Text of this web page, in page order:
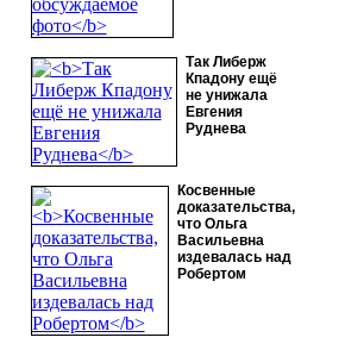
Так Либерж
Кпадону ещё
не унижала
Евгения
Руднева
Косвенные
доказательства,
что Ольга
Васильевна
издевалась над
Робертом